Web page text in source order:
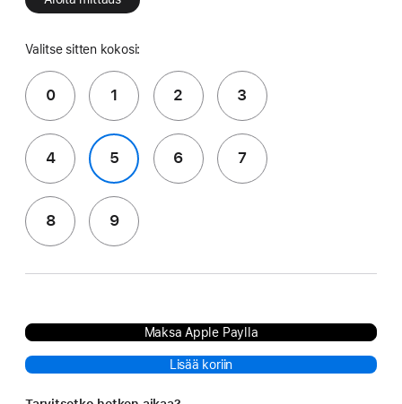
Valitse sitten kokosi:
0 1 2 3
4 5 6 7
8 9
Maksa Apple Paylla
Lisää koriin